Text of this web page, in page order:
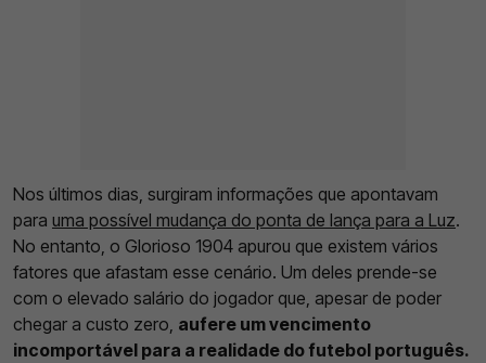
Nos últimos dias, surgiram informações que apontavam
para uma possível mudança do ponta de lança para a Luz.
No entanto, o Glorioso 1904 apurou que existem vários
fatores que afastam esse cenário. Um deles prende-se
com o elevado salário do jogador que, apesar de poder
chegar a custo zero, aufere um vencimento
incomportável para a realidade do futebol português.